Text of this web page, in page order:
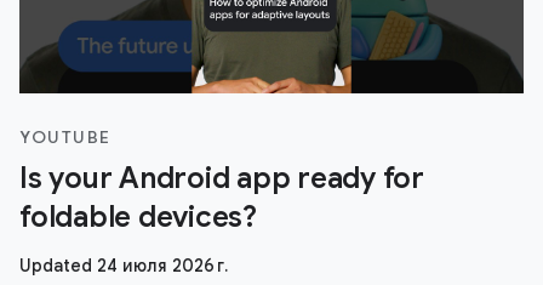
YOUTUBE
Is your Android app ready for
foldable devices?
Updated 24 июля 2026 г.